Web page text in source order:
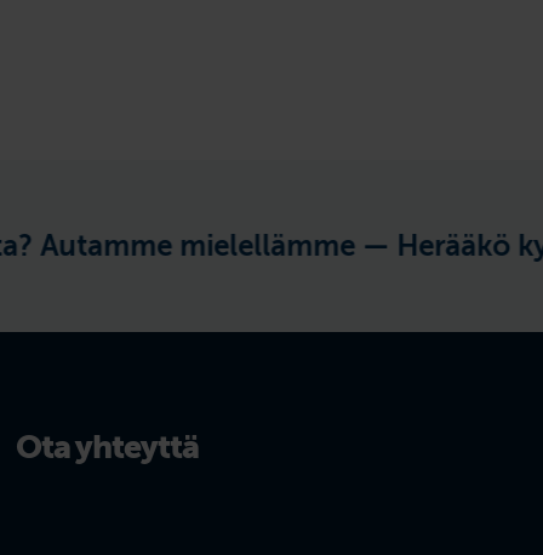
mielellämme — Herääkö
Ota yhteyttä